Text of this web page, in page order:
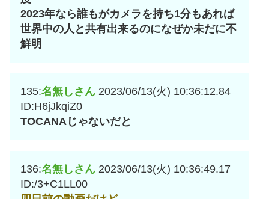
2023年なら誰もがカメラを持ち1分もあれば
世界中の人と共有出来るのになぜか未だに不
鮮明
135:名無しさん 2023/06/13(火) 10:36:12.84
ID:H6jJkqiZ0
TOCANAじゃないだと
136:名無しさん 2023/06/13(火) 10:36:49.17
ID:/3+C1LL00